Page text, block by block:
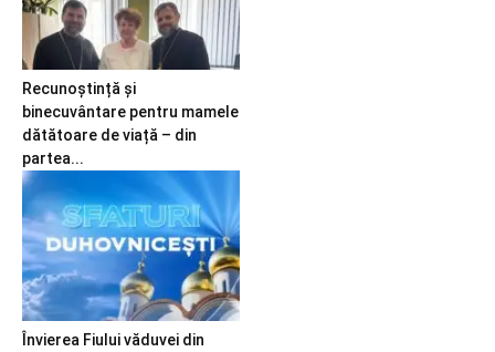
Recunoștință și
binecuvântare pentru mamele
dătătoare de viață – din
partea...
Învierea Fiului văduvei din